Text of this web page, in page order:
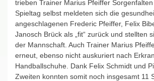
trieben Trainer Marius Pfeiffer
Spieltag selbst meldeten sich die
angeschlagenen Frederic Pfeiffer, Felix
Janosch Brück als „fit“ zurück und stellten
der Mannschaft. Auch Trainer Marius
erneut, ebenso nicht auskuriert nach
Handballschuhe. Dank Felix Schmidt und
Zweiten konnten somit noch insgesamt 11